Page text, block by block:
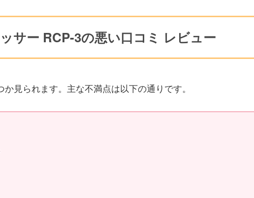
サー RCP-3の悪い口コミ レビュー
見られます。主な不満点は以下の通りです。